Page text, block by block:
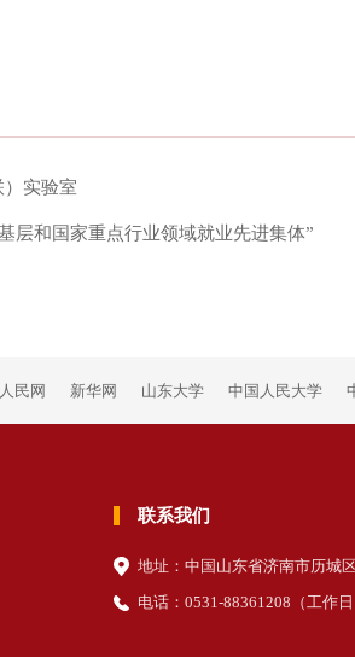
实验室
层和国家重点行业领域就业先进集体”
人民网 新华网 山东大学 中国人民大学
联系我们
地址：中国山东省济南市历城
电话：0531-88361208（工作日